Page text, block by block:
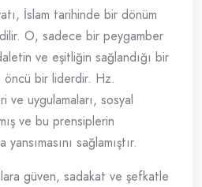
İslam tarihinde bir dönüm
O, sadece bir peygamber
ve eşitliğin sağlandığı bir
öncü bir liderdir. Hz.
ve uygulamaları, sosyal
ve bu prensiplerin
sağlamıştır.
güven, sadakat ve şefkatle